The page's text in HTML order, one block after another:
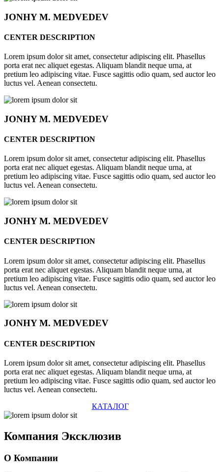
JONHYM. MEDVEDEV
CENTER DESCRIPTION
Lorem ipsum dolor sit amet, consectetur adipiscing elit. Phasellus
porta erat nec aliquet egestas. Aliquam blandit neque urna, at
pretium leo adipiscing vitae. Fusce sagittis odio quam, sed auctor leo
luctus vel. Aenean consectetu.
JONHYM. MEDVEDEV
CENTER DESCRIPTION
Lorem ipsum dolor sit amet, consectetur adipiscing elit. Phasellus
porta erat nec aliquet egestas. Aliquam blandit neque urna, at
pretium leo adipiscing vitae. Fusce sagittis odio quam, sed auctor leo
luctus vel. Aenean consectetu.
JONHYM. MEDVEDEV
CENTER DESCRIPTION
Lorem ipsum dolor sit amet, consectetur adipiscing elit. Phasellus
porta erat nec aliquet egestas. Aliquam blandit neque urna, at
pretium leo adipiscing vitae. Fusce sagittis odio quam, sed auctor leo
luctus vel. Aenean consectetu.
JONHYM. MEDVEDEV
CENTER DESCRIPTION
Lorem ipsum dolor sit amet, consectetur adipiscing elit. Phasellus
porta erat nec aliquet egestas. Aliquam blandit neque urna, at
pretium leo adipiscing vitae. Fusce sagittis odio quam, sed auctor leo
luctus vel. Aenean consectetu.
КАТАЛОГ
Компания Эксклюзив
О Компании